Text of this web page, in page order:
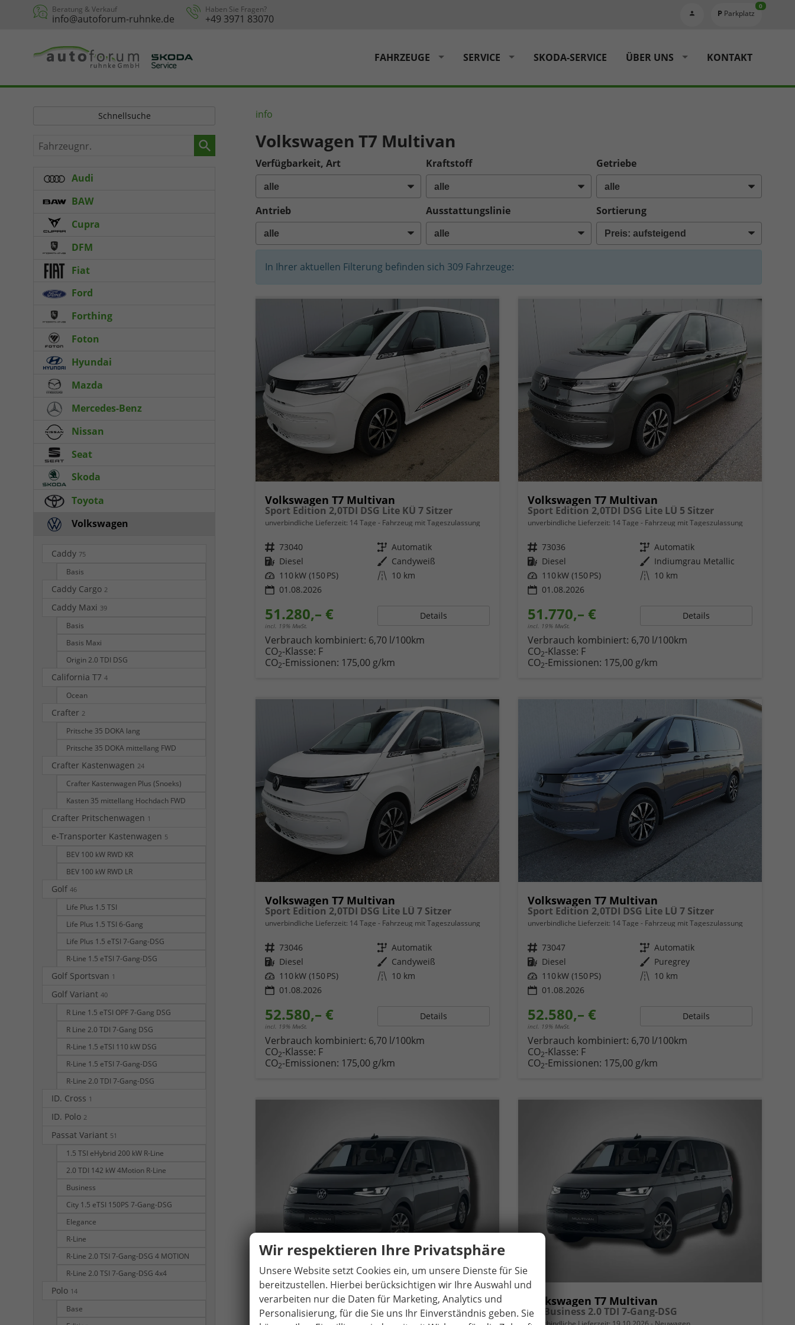
Beratung & Verkauf
info@autoforum-ruhnke.de
Haben Sie Fragen?
+49 3971 83070 Parkplatz
0
FAHRZEUGE SERVICE SKODA-SERVICE ÜBER UNS KONTAKT
info
Volkswagen T7 Multivan
Verfügbarkeit, Art Kraftstoff Getriebe
Antrieb Ausstattungslinie Sortierung
In Ihrer aktuellen Filterung befinden sich 309 Fahrzeuge:
Volkswagen T7 Multivan
Sport Edition 2,0TDI DSG Lite KÜ 7 Sitzer
unverbindliche Lieferzeit: 14 Tage Fahrzeug mit Tageszulassung
Fahrzeugnr. 73040 Getriebe Automatik
Kraftstoff Diesel Außenfarbe Candyweiß
Leistung 110 kW (150 PS) Kilometerstand 10 km
01.08.2026
51.280,– €
incl. 19% MwSt.
Details
Verbrauch kombiniert: 6,70 l/100km
CO2-Klasse: F
CO2-Emissionen: 175,00 g/km
Volkswagen T7 Multivan
Sport Edition 2,0TDI DSG Lite LÜ 5 Sitzer
unverbindliche Lieferzeit: 14 Tage Fahrzeug mit Tageszulassung
Fahrzeugnr. 73036 Getriebe Automatik
Kraftstoff Diesel Außenfarbe Indiumgrau Metallic
Leistung 110 kW (150 PS) Kilometerstand 10 km
01.08.2026
51.770,– €
incl. 19% MwSt.
Details
Verbrauch kombiniert: 6,70 l/100km
CO2-Klasse: F
CO2-Emissionen: 175,00 g/km
Volkswagen T7 Multivan
Sport Edition 2,0TDI DSG Lite LÜ 7 Sitzer
unverbindliche Lieferzeit: 14 Tage Fahrzeug mit Tageszulassung
Fahrzeugnr. 73046 Getriebe Automatik
Kraftstoff Diesel Außenfarbe Candyweiß
Leistung 110 kW (150 PS) Kilometerstand 10 km
01.08.2026
52.580,– €
incl. 19% MwSt.
Details
Verbrauch kombiniert: 6,70 l/100km
CO2-Klasse: F
CO2-Emissionen: 175,00 g/km
Volkswagen T7 Multivan
Sport Edition 2,0TDI DSG Lite LÜ 7 Sitzer
unverbindliche Lieferzeit: 14 Tage Fahrzeug mit Tageszulassung
Fahrzeugnr. 73047 Getriebe Automatik
Kraftstoff Diesel Außenfarbe Puregrey
Leistung 110 kW (150 PS) Kilometerstand 10 km
01.08.2026
52.580,– €
incl. 19% MwSt.
Details
Verbrauch kombiniert: 6,70 l/100km
CO2-Klasse: F
CO2-Emissionen: 175,00 g/km
Volkswagen T7 Multivan
KÜ Business 2.0 TDI 7-Gang-DSG
Volkswagen T7 Multivan
KÜ Business 2.0 TDI 7-Gang-DSG
Schnellsuche
Fahrzeugnr.
Audi
BAW
Cupra
DFM
Fiat
Ford
Forthing
Foton
Hyundai
Mazda
Mercedes-Benz
Nissan
Seat
Skoda
Toyota
Volkswagen
Caddy 75
Basis
Caddy Cargo 2
Caddy Maxi 39
Basis
Basis Maxi
Origin 2.0 TDI DSG
California T7 4
Ocean
Crafter 2
Pritsche 35 DOKA lang
Pritsche 35 DOKA mittellang FWD
Crafter Kastenwagen 24
Crafter Kastenwagen Plus (Snoeks)
Kasten 35 mittellang Hochdach FWD
Crafter Pritschenwagen 1
e-Transporter Kastenwagen 5
BEV 100 kW RWD KR
BEV 100 kW RWD LR
Golf 46
Life Plus 1.5 TSI
Life Plus 1.5 TSI 6-Gang
Life Plus 1.5 eTSI 7-Gang-DSG
R-Line 1.5 eTSI 7-Gang-DSG
Golf Sportsvan 1
Golf Variant 40
R Line 1.5 eTSI OPF 7-Gang DSG
R Line 2.0 TDI 7-Gang DSG
R-Line 1.5 eTSI 110 kW DSG
R-Line 1.5 eTSI 7-Gang-DSG
R-Line 2.0 TDI 7-Gang-DSG
ID. Cross 1
ID. Polo 2
Passat Variant 51
1.5 TSI eHybrid 200 kW R-Line
2.0 TDI 142 kW 4Motion R-Line
Business
City 1.5 eTSI 150PS 7-Gang-DSG
Elegance
R-Line
R-Line 2.0 TSI 7-Gang-DSG 4 MOTION
R-Line 2.0 TSI 7-Gang-DSG 4x4
Polo 14
Base
Wir respektieren Ihre Privatsphäre
Unsere Website setzt Cookies ein, um unsere Dienste für Sie
bereitzustellen. Hierbei berücksichtigen wir Ihre Auswahl und
verarbeiten nur die Daten für Marketing, Analytics und
Personalisierung, für die Sie uns Ihr Einverständnis geben. Sie